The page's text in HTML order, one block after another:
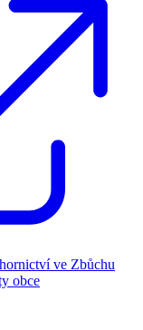
ve Zbůchu
obce